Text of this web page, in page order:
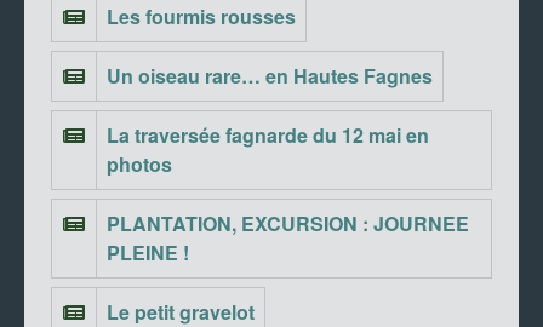
Les fourmis rousses
Un oiseau rare… en Hautes Fagnes
La traversée fagnarde du 12 mai en
photos
PLANTATION, EXCURSION : JOURNEE
PLEINE !
Le petit gravelot